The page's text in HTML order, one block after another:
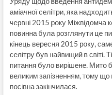
аміачної селітри, яка
червні 2015 року Міжвідомча
повинна була розглянути це
кінець вересня 2015 року,
селітру був найвищий в світі.
питання було вирішене. Мито
великим запізненням, тому що
посівна закінчилася.